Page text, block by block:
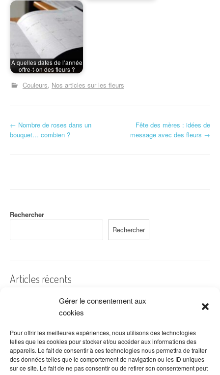
Gérer le consentement aux
cookies
Pour offrir les meilleures expériences, nous utilisons des technologies
telles que les cookies pour stocker et/ou accéder aux informations des
appareils. Le fait de consentir à ces technologies nous permettra de traiter
des données telles que le comportement de navigation ou les ID uniques
sur ce site. Le fait de ne pas consentir ou de retirer son consentement peut
A quelles dates de l’année
offre-t-on des fleurs ?
Couleurs Nos articles sur les fleurs
N
a
o
n
a
r
← Nombre de roses dans un
bouquet… combien ?
Fête des mères : idées de
message avec des fleurs →
Rechercher
Rechercher
Articles récents
A quelles dates de l’année offre-t-on des fleurs ?
Les fleurs préférées des Français
Combien de fois arroser un cactus ?
Quelles fleurs offrir pour la fête des mères ?
Idées de décoration avec fleurs séchées